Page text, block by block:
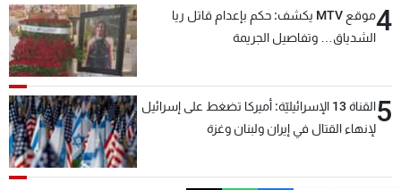
4
موقع MTV يكشف: حكم بإعدام قاتل ريا
الشدياق… وتفاصيل الجريمة
5
القناة 13 الإسرائيليّة: أميركا تضغط على إسرائيل
لإنهاء القتال في إيران ولبنان وغزة